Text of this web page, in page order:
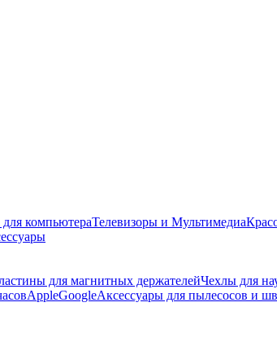
компьютераТелевизоры и Мультимедиа
для магнитных держателейЧехлы для
AppleGoogleАксессуары для пылесосов и